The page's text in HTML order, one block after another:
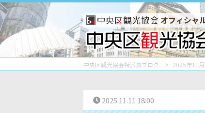
オフィシャ
中央区観光協会特派員ブログ 2025年11月
2025.11.11 18:00